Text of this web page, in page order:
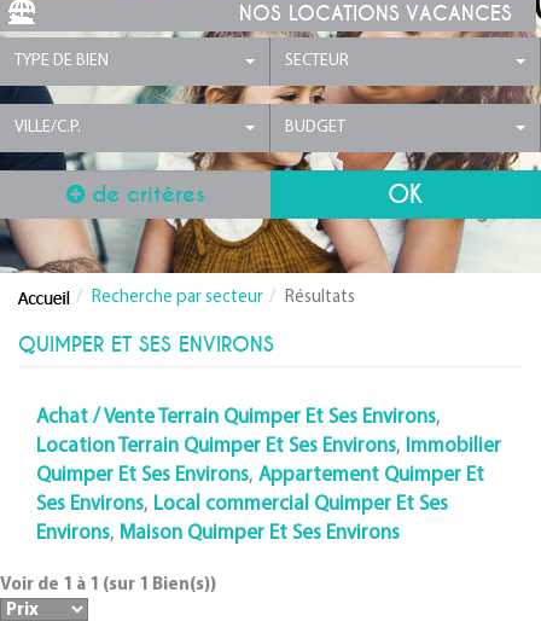
NOS LOCATIONS VACANCES
TYPE DE BIEN SECTEUR
VILLE/C.P. BUDGET
de critères
Recherche par secteur Résultats
QUIMPER ET SES ENVIRONS
Achat / Vente Terrain Quimper Et Ses Environs,
Location Terrain Quimper Et Ses Environs, Immobilier
Quimper Et Ses Environs, Appartement Quimper Et
Ses Environs, Local commercial Quimper Et Ses
Environs, Maison Quimper Et Ses Environs
Voir de 1 à 1 (sur 1 Bien(s))